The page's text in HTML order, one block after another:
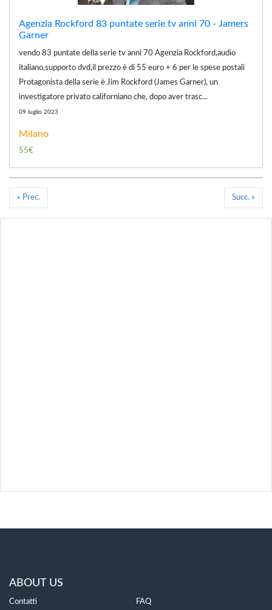
Agenzia Rockford 83 puntate serie tv anni 70 - Jamers
Garner
vendo 83 puntate della serie tv anni 70 Agenzia Rockford,audio
italiano,supporto dvd,il prezzo è di 55 euro + 6 per le spese postali
Protagonista della serie è Jim Rockford (James Garner), un
investigatore privato californiano che, dopo aver trasc...
09 luglio 2023
Milano
55€
« Prec. Succ. »
ABOUT US
Contatti FAQ